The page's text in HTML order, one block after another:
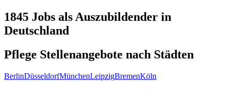
1845 Jobs als Auszubildender in
Deutschland
Pflege Stellenangebote nach Städten
BerlinDüsseldorfMünchenLeipzigBremenKöln